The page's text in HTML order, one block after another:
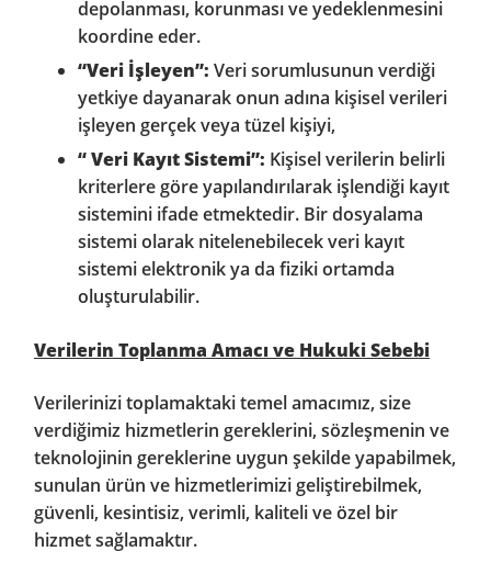
depolanması, korunması ve yedeklenmesini
koordine eder.
“Veri İşleyen”: Veri sorumlusunun verdiği
yetkiye dayanarak onun adına kişisel verileri
işleyen gerçek veya tüzel kişiyi,
“ Veri Kayıt Sistemi”: Kişisel verilerin belirli
kriterlere göre yapılandırılarak işlendiği kayıt
sistemini ifade etmektedir. Bir dosyalama
sistemi olarak nitelenebilecek veri kayıt
sistemi elektronik ya da fiziki ortamda
oluşturulabilir.
Verilerin Toplanma Amacı ve Hukuki Sebebi
Verilerinizi toplamaktaki temel amacımız, size
verdiğimiz hizmetlerin gereklerini, sözleşmenin ve
teknolojinin gereklerine uygun şekilde yapabilmek,
sunulan ürün ve hizmetlerimizi geliştirebilmek,
güvenli, kesintisiz, verimli, kaliteli ve özel bir
hizmet sağlamaktır.